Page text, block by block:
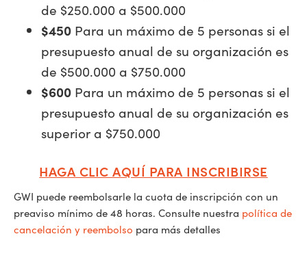
de $250.000 a $500.000
$450 Para un máximo de 5 personas si el
presupuesto anual de su organización es
de $500.000 a $750.000
$600 Para un máximo de 5 personas si el
presupuesto anual de su organización es
superior a $750.000
HAGA CLIC AQUÍ PARA INSCRIBIRSE
GWI puede reembolsarle la cuota de inscripción con un
preaviso mínimo de 48 horas. Consulte nuestra política de
cancelación y reembolso para más detalles